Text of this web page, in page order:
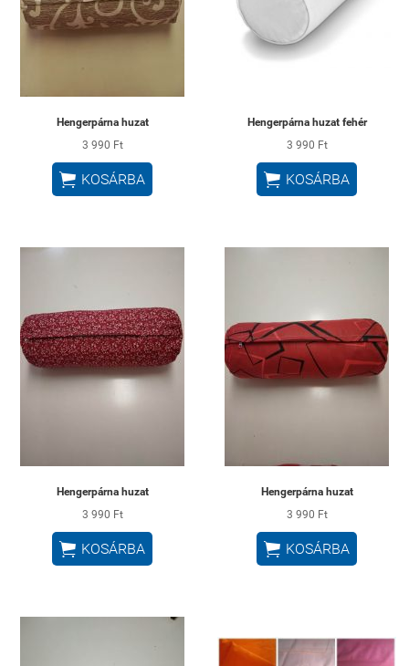
Hengerpárna huzat
3 990 Ft
 KOSÁRBA
Hengerpárna huzat fehér
3 990 Ft
 KOSÁRBA
Hengerpárna huzat
3 990 Ft
 KOSÁRBA
Hengerpárna huzat
3 990 Ft
 KOSÁRBA